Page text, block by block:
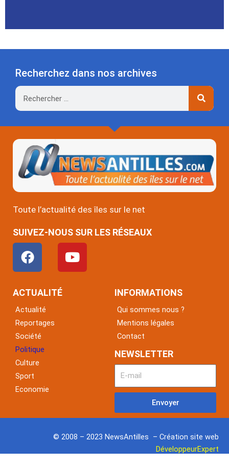
Recherchez dans nos archives
Rechercher
Toute l’actualité des îles sur le net
SUIVEZ-NOUS SUR LES RÉSEAUX
F
a
c
e
o
o
k
Y
o
u
ACTUALITÉ
Actualité
Reportages
Société
Politique
Culture
Sport
Economie
INFORMATIONS
Qui sommes nous ?
Mentions légales
Contact
NEWSLETTER
Envoyer
© 2008 – 2023 NewsAntilles – Création site web
DéveloppeurExpert